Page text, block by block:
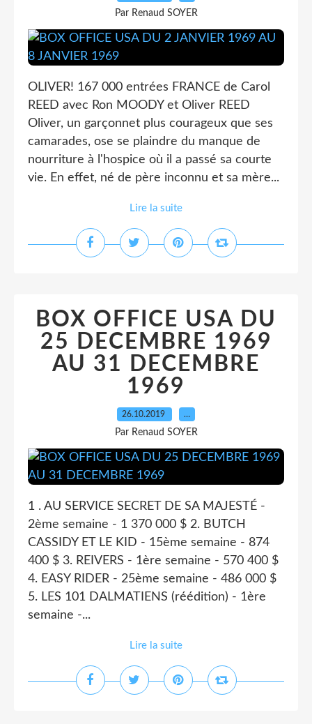
Par Renaud SOYER
OLIVER! 167 000 entrées FRANCE de Carol
REED avec Ron MOODY et Oliver REED
Oliver, un garçonnet plus courageux que ses
camarades, ose se plaindre du manque de
nourriture à l'hospice où il a passé sa courte
vie. En effet, né de père inconnu et sa mère...
Lire la suite
BOX OFFICE USA DU
25 DECEMBRE 1969
AU 31 DECEMBRE
1969
26.10.2019 …
Par Renaud SOYER
1 . AU SERVICE SECRET DE SA MAJESTÉ -
2ème semaine - 1 370 000 $ 2. BUTCH
CASSIDY ET LE KID - 15ème semaine - 874
400 $ 3. REIVERS - 1ère semaine - 570 400 $
4. EASY RIDER - 25ème semaine - 486 000 $
5. LES 101 DALMATIENS (réédition) - 1ère
semaine -...
Lire la suite